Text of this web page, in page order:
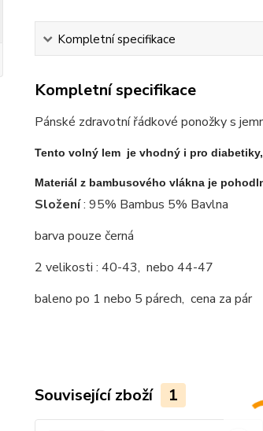
Kompletní specifikace
Kompletní specifikace
Pánské zdravotní řádkové ponožky s
Tento volný lem je vhodný i pro
Materiál z bambusového vlákna je
Složení: 95% Bambus 5% Bavlna
barva pouze černá
2 velikosti : 40-43, nebo 44-47
baleno po 1 nebo 5 párech, cena za pár
Související zboží 1